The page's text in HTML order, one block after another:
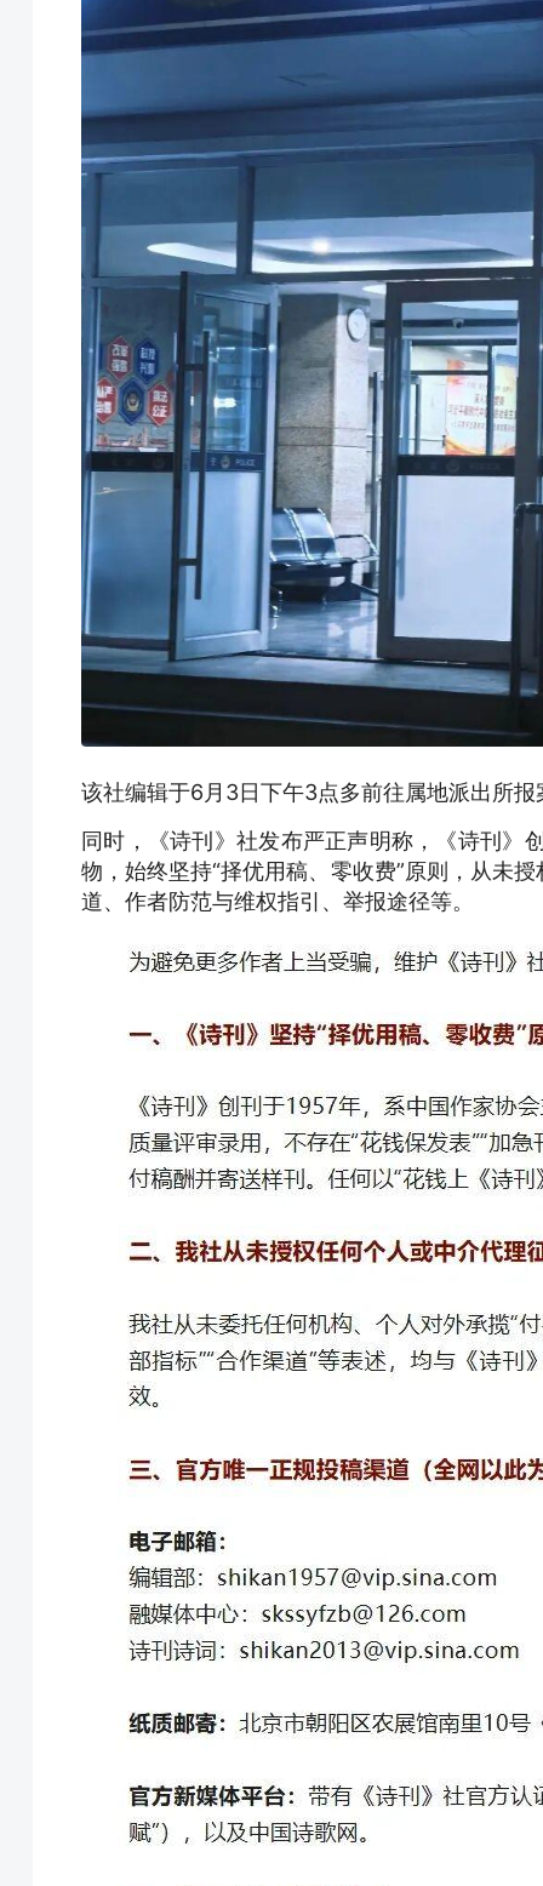
该社编辑于6月3日下午3点多前往属地派出所
同时，《诗刊》社发布严正声明称，《诗刊》
物，始终坚持“择优用稿、零收费”原则，从未
道、作者防范与维权指引、举报途径等。